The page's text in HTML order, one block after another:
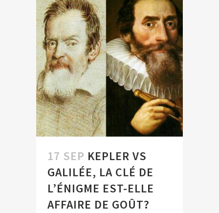
17 SEP KEPLER VS
GALILÉE, LA CLÉ DE
L’ÉNIGME EST-ELLE
AFFAIRE DE GOÛT?